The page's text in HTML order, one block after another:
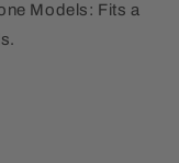
Models: Fits a